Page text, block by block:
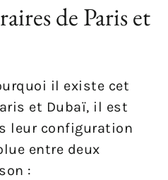
de Paris et
il existe cet
et Dubaï, il est
leur configuration
entre deux
: